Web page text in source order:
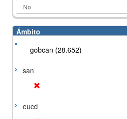
Ámbito
gobcan (28.652)
san
eucd